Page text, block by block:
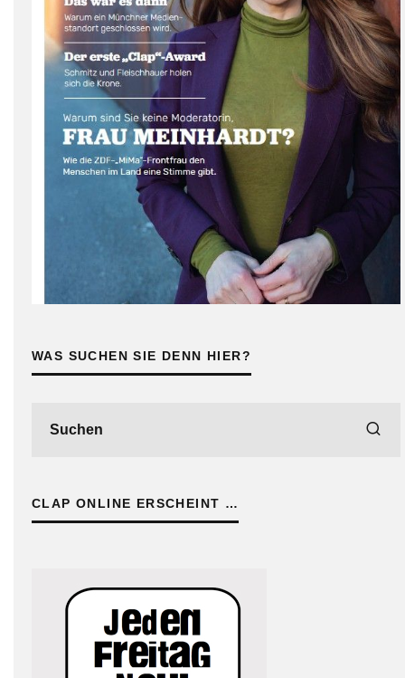
WAS SUCHEN SIE DENN HIER?
CLAP ONLINE ERSCHEINT …